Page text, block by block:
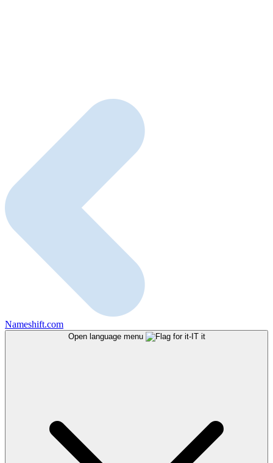
Nameshift.com
Open language menu it